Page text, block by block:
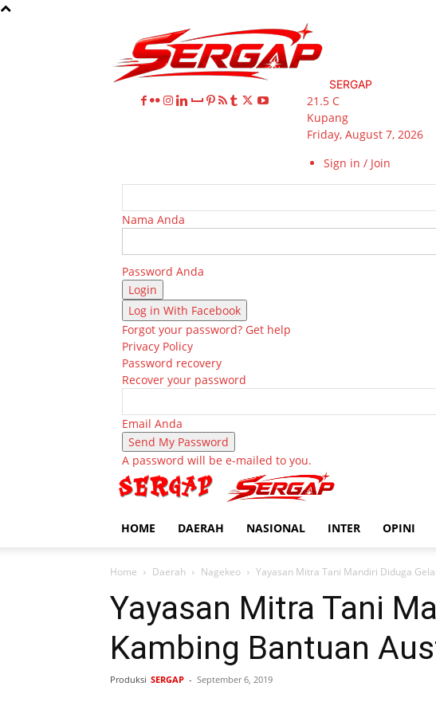
SERGAP
21.5 C
Kupang
Friday, August 7, 2026
Sign in / Join
Nama Anda
Password Anda
Log in With Facebook
Forgot your password? Get help
Privacy Policy
Password recovery
Recover your password
Email Anda
A password will be e-mailed to you.
HOME DAERAH NASIONAL INTER OPINI
Home Daerah Nagekeo Yayasan Mitra Tani Mandiri Diduga
Yayasan Mitra Tani
Kambing Bantuan
Produksi SERGAP - September 6, 2019